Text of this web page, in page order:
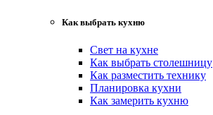
Как выбрать кухню
Свет на кухне
Как выбрать столешницу
Как разместить технику
Планировка кухни
Как замерить кухню